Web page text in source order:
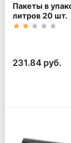
Пакеты в
литров 20 шт.
(20шт*5рул)
231.84 руб.